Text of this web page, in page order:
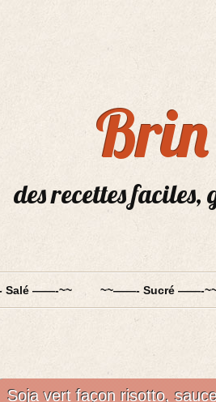
Brin
des recettes
Salé ——-~~ ~~——- Sucré ——-
Soja vert façon risotto,